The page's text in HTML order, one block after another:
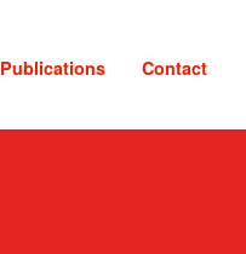
Publications Contact